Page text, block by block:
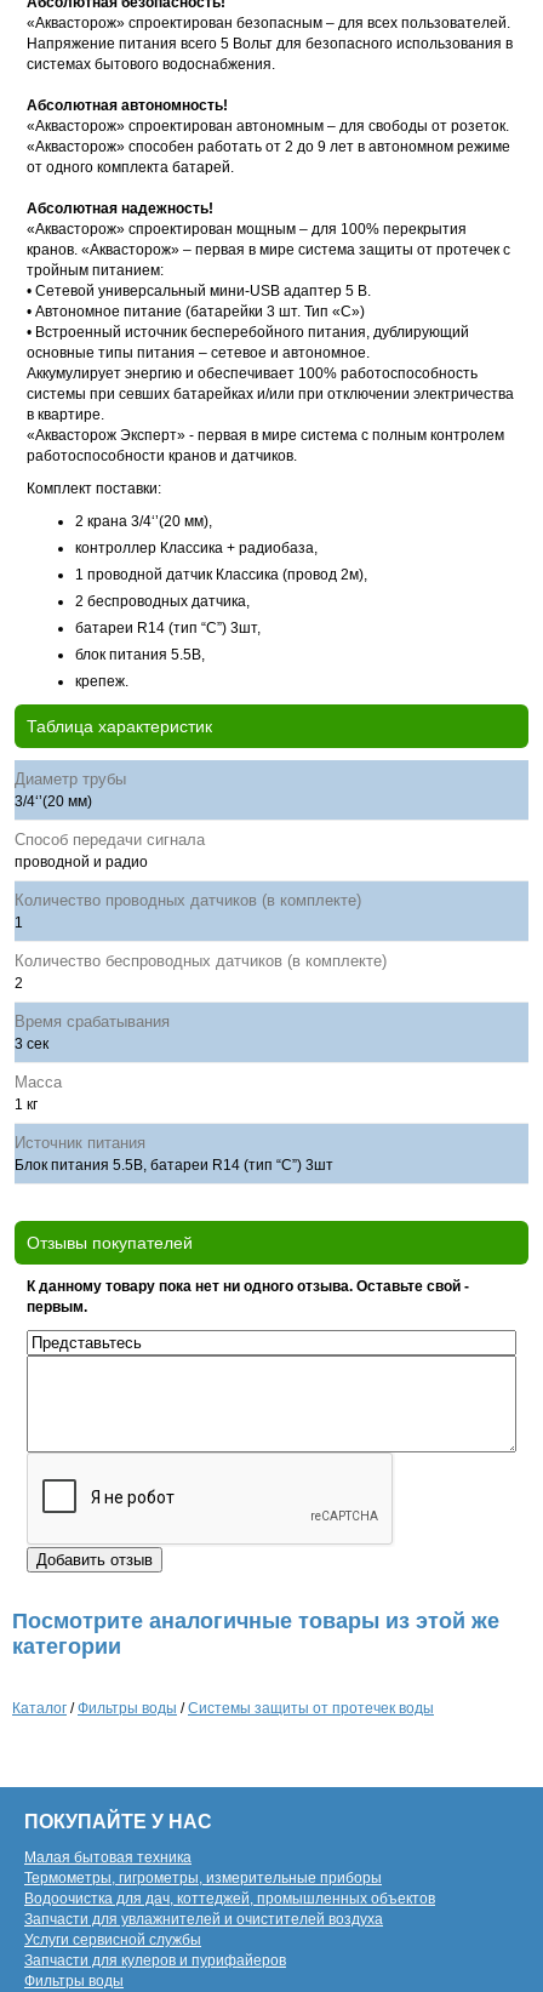
«Аквасторож» спроектирован безопасным – для всех пользователей.
Напряжение питания всего 5 Вольт для безопасного использования в
системах бытового водоснабжения.
Абсолютная автономность!
«Аквасторож» спроектирован автономным – для свободы от розеток.
«Аквасторож» способен работать от 2 до 9 лет в автономном режиме
от одного комплекта батарей.
Абсолютная надежность!
«Аквасторож» спроектирован мощным – для 100% перекрытия
кранов. «Аквасторож» – первая в мире система защиты от протечек с
тройным питанием:
• Сетевой универсальный мини-USB адаптер 5 В.
• Автономное питание (батарейки 3 шт. Тип «С»)
• Встроенный источник бесперебойного питания, дублирующий
основные типы питания – сетевое и автономное.
Аккумулирует энергию и обеспечивает 100% работоспособность
системы при севших батарейках и/или при отключении электричества
в квартире.
«Аквасторож Эксперт» - первая в мире система с полным контролем
работоспособности кранов и датчиков.
Комплект поставки:
2 крана 3/4‘’(20 мм),
контроллер Классика + радиобаза,
1 проводной датчик Классика (провод 2м),
2 беспроводных датчика,
батареи R14 (тип “C”) 3шт,
блок питания 5.5В,
крепеж.
Таблица характеристик
Диаметр трубы
3/4‘’(20 мм)
Способ передачи сигнала
проводной и радио
Количество проводных датчиков (в комплекте)
1
Количество беспроводных датчиков (в комплекте)
2
Время срабатывания
3 сек
Масса
1 кг
Источник питания
Блок питания 5.5В, батареи R14 (тип “C”) 3шт
Отзывы покупателей
К данному товару пока нет ни одного отзыва. Оставьте свой -
первым.
Посмотрите аналогичные товары из этой же
категории
Каталог /Фильтры воды /Системы защиты от протечек воды
ПОКУПАЙТЕ У НАС
Малая бытовая техника
Термометры, гигрометры, измерительные приборы
Водоочистка для дач, коттеджей, промышленных объектов
Запчасти для увлажнителей и очистителей воздуха
Услуги сервисной службы
Запчасти для кулеров и пурифайеров
Фильтры воды